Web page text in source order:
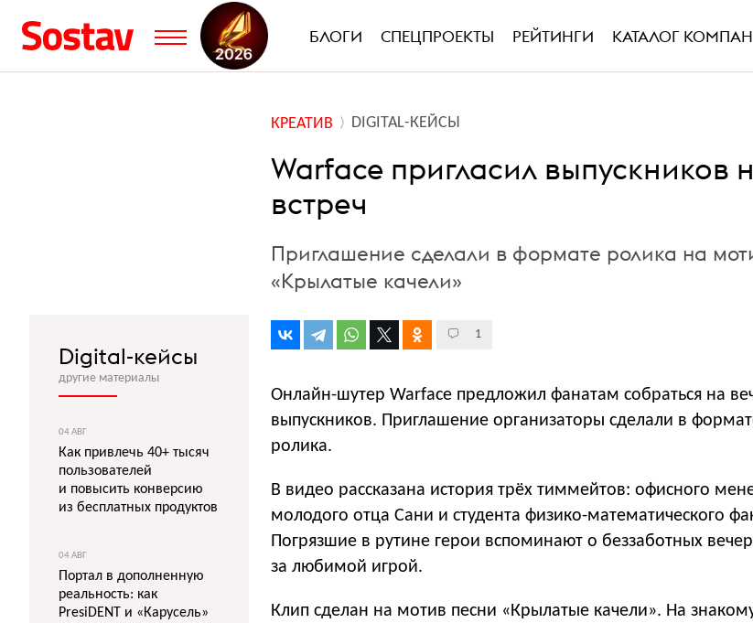
БЛОГИ СПЕЦПРОЕКТЫ РЕЙТИНГИ КАТАЛОГ
КРЕАТИВ DIGITAL-КЕЙСЫ
Warface пригласил выпускников
встреч
Приглашение сделали в формате ролика на
«Крылатые качели»
1
Онлайн-шутер Warface предложил фанатам собраться на
выпускников. Приглашение организаторы сделали в
ролика.
В видео рассказана история трёх тиммейтов: офисного
молодого отца Сани и студента физико-математического
Погрязшие в рутине герои вспоминают о беззаботных
за любимой игрой.
Клип сделан на мотив песни «Крылатые качели». На
Digital-кейсы
другие материалы
04 АВГ
Как привлечь 40+ тысяч
пользователей
и повысить конверсию
из бесплатных продуктов
04 АВГ
Портал в дополненную
реальность: как
PresiDENT и «Карусель»